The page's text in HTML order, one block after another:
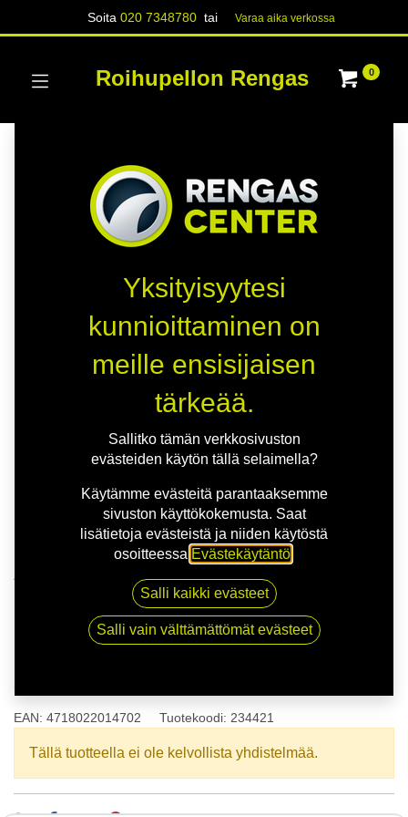
Soita020 7348780 tai Varaa aika verk​​​​ossa
Roihupellon Rengas 0
175/65R14 86T NOVEX NX-SPEED 3 XL
175/65R14 86T NOVEX NX-
EAN: 4718022014702 Tuotekoodi: 234421
Tällä tuotteella ei ole kelvollista yhdistelmää.
Yksityisyytesi
kunnioittaminen on
meille ensisijaisen
tärkeää.
Sallitko tämän verkkosivuston
evästeiden käytön tällä selaimella?
Käytämme evästeitä parantaaksemme
sivuston käyttökokemusta. Saat
lisätietoja evästeistä ja niiden käytöstä
osoitteessa Evästekäytäntö
Salli kaikki evästeet
Salli vain välttämättömät evästeet